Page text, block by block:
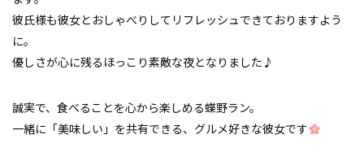
彼氏様も彼女とおしゃべりしてリフレッシュできておりますよう
に。
優しさが心に残るほっこり素敵な夜となりました♪
誠実で、食べることを心から楽しめる蝶野ラン。
一緒に「美味しい」を共有できる、グルメ好きな彼女です